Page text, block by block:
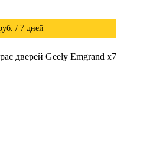
/ 7 дней
дверей Geely Emgrand x7